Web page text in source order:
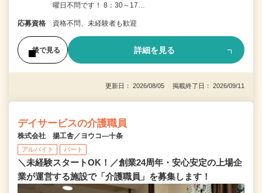
曜日不問です！ 8：30～17…
応募資格 資格不問、未経験者も歓迎
後で見る 詳細を見る
更新日： 2026/08/05 掲載終了日： 2026/09/11
デイサービスの介護職員
株式会社 揚工舎／ヨウコ―十条
アルバイト パート
＼未経験スタートOK！／創業24周年・安心安定の上場企
業が運営する施設で「介護職員」を募集します！